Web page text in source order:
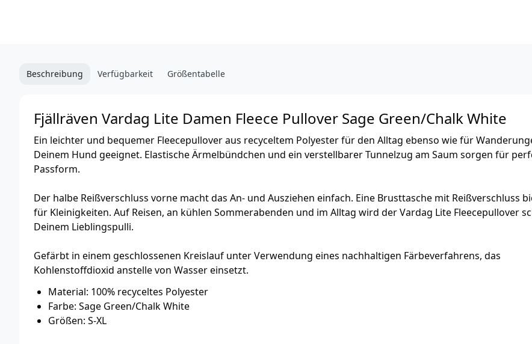
Beschreibung Verfügbarkeit Größentabelle
Fjällräven Vardag Lite Damen Fleece Pullover Sage Green/Chalk White
Ein leichter und bequemer Fleecepullover aus recyceltem Polyester für den Alltag ebenso wie für
Deinem Hund geeignet. Elastische Ärmelbündchen und ein verstellbarer Tunnelzug am Saum sorgen für
Passform.
Der halbe Reißverschluss vorne macht das An- und Ausziehen einfach. Eine Brusttasche mit Reißverschluss
für Kleinigkeiten. Auf Reisen, an kühlen Sommerabenden und im Alltag wird der Vardag Lite Fleecepullover
Deinem Lieblingspulli.
Gefärbt in einem geschlossenen Kreislauf unter Verwendung eines nachhaltigen Färbeverfahrens, das
Kohlenstoffdioxid anstelle von Wasser einsetzt.
Material: 100% recyceltes Polyester
Farbe: Sage Green/Chalk White
Größen: S-XL